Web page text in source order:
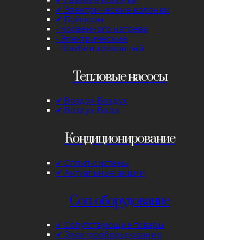
✔ Электрические колонки
✔ Бойлеры
- Косвенного нагрева
- Электрические
- Комбинированный
Тепловые насосы
✔ Воздух-Воздух
✔ Воздух-Вода
Кондиционирование
✔ Сплит-системы
✔ Актуальные акции
Соп. оборудование
✔ Сопутствующие товары
✔ Электрооборудование